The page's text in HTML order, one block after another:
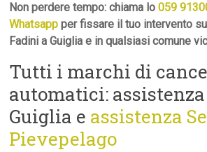
Non perdere tempo: chiama lo059
Whatsapp per fissare il tuo intervento
Fadini a Guiglia e in qualsiasi comune
Tutti i marchi di
automatici:
Guiglia e assistenza
Pievepelago